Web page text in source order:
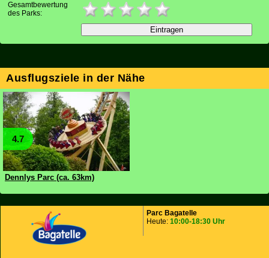
Gesamtbewertung
des Parks:
Ausflugsziele in der Nähe
4.7
Dennlys Parc (ca. 63km)
Parc Bagatelle
Heute: 10:00-18:30 Uhr